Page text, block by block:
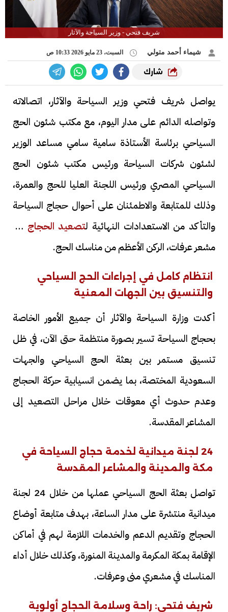
شريف فتحي - وزير السياحة والآثار
شيماء أحمد متولي السبت، 23 مايو 2026 10:33 ص
شارك
يواصل شريف فتحي وزير السياحة والآثار، اتصالاته
وتواصله الدائم على مدار اليوم، مع مكتب شئون الحج
السياحي برئاسة الأستاذة سامية سامي مساعد الوزير
لشئون شركات السياحة ورئيس مكتب شئون الحج
السياحي المصري ورئيس اللجنة العليا للحج والعمرة،
وذلك للمتابعة والاطمئنان على أحوال حجاج السياحة
والتأكد من الاستعدادات النهائية لتصعيد الحجاج إلى
مشعر عرفات، الركن الأعظم من مناسك الحج.
انتظام كامل في إجراءات الحج السياحي
والتنسيق بين الجهات المعنية
أكدت وزارة السياحة والآثار أن جميع الأمور الخاصة
بحجاج السياحة تسير بصورة منتظمة حتى الآن، في ظل
تنسيق مستمر بين بعثة الحج السياحي والجهات
السعودية المختصة، بما يضمن انسيابية حركة الحجاج
وعدم حدوث أي معوقات خلال مراحل التصعيد إلى
المشاعر المقدسة.
24 لجنة ميدانية لخدمة حجاج السياحة في
مكة والمدينة والمشاعر المقدسة
تواصل بعثة الحج السياحي عملها من خلال 24 لجنة
ميدانية منتشرة على مدار الساعة، بهدف متابعة أوضاع
الحجاج وتقديم الدعم والخدمات اللازمة لهم في أماكن
الإقامة بمكة المكرمة والمدينة المنورة، وكذلك خلال أداء
المناسك في مشعري منى وعرفات.
شريف فتحي: راحة وسلامة الحجاج أولوية